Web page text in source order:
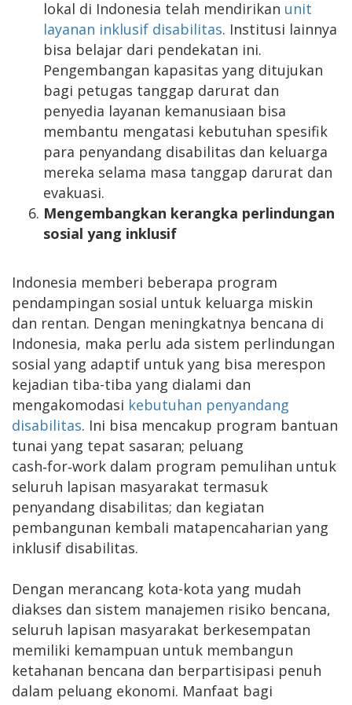
lokal di Indonesia telah mendirikan unit
layanan inklusif disabilitas. Institusi lainnya
bisa belajar dari pendekatan ini.
Pengembangan kapasitas yang ditujukan
bagi petugas tanggap darurat dan
penyedia layanan kemanusiaan bisa
membantu mengatasi kebutuhan spesifik
para penyandang disabilitas dan keluarga
mereka selama masa tanggap darurat dan
evakuasi.
Mengembangkan kerangka perlindungan
sosial yang inklusif
Indonesia memberi beberapa program
pendampingan sosial untuk keluarga miskin
dan rentan. Dengan meningkatnya bencana di
Indonesia, maka perlu ada sistem perlindungan
sosial yang adaptif untuk yang bisa merespon
kejadian tiba-tiba yang dialami dan
mengakomodasi kebutuhan penyandang
disabilitas. Ini bisa mencakup program bantuan
tunai yang tepat sasaran; peluang
cash‑for‑work dalam program pemulihan untuk
seluruh lapisan masyarakat termasuk
penyandang disabilitas; dan kegiatan
pembangunan kembali matapencaharian yang
inklusif disabilitas.
Dengan merancang kota-kota yang mudah
diakses dan sistem manajemen risiko bencana,
seluruh lapisan masyarakat berkesempatan
memiliki kemampuan untuk membangun
ketahanan bencana dan berpartisipasi penuh
dalam peluang ekonomi. Manfaat bagi